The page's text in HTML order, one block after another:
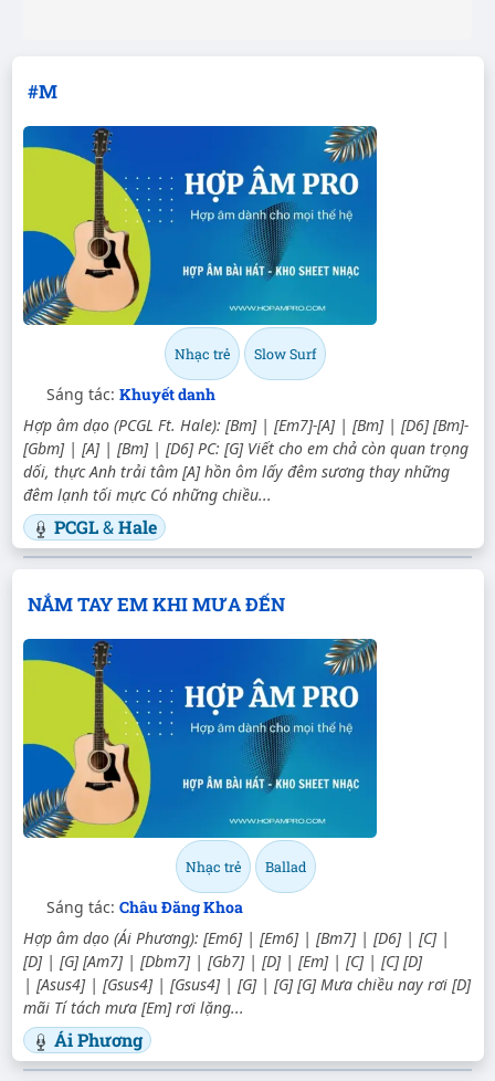
#M
Nhạc trẻ Slow Surf
Sáng tác: Khuyết danh
Hợp âm dạo (PCGL Ft. Hale): [Bm] | [Em7]-[A] | [Bm] | [D6] [Bm]-
[Gbm] | [A] | [Bm] | [D6] PC: [G] Viết cho em chả còn quan trọng
dối, thực Anh trải tâm [A] hồn ôm lấy đêm sương thay những
đêm lạnh tối mực Có những chiều...
PCGL&Hale
NẮM TAY EM KHI MƯA ĐẾN
Nhạc trẻ Ballad
Sáng tác: Châu Đăng Khoa
Hợp âm dạo (Ái Phương): [Em6] | [Em6] | [Bm7] | [D6] | [C] |
[D] | [G] [Am7] | [Dbm7] | [Gb7] | [D] | [Em] | [C] | [C] [D]
| [Asus4] | [Gsus4] | [Gsus4] | [G] | [G] [G] Mưa chiều nay rơi [D]
mãi Tí tách mưa [Em] rơi lặng...
Ái Phương